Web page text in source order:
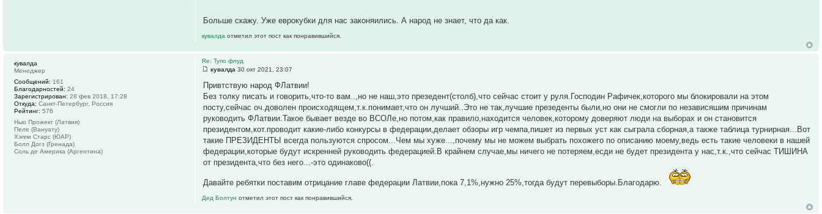
Больше скажу. Уже еврокубки для нас законяились. А народ не знает, что да как.
кувалдаотметил этот пост как понравившийся.
Re: Тупо флуд
кувалда 30 окт 2021, 23:07
Привтствую народ ФЛатвии!
Без толку писать и говорить,что-то вам..,но не наш,это презедент(столб),что сейчас стоит у руля.Господин Рафичек,которого мы блокировали на этом
посту,сейчас оч.доволен происходящем,т.к.понимает,что он лучший..Это не так,лучшие презеденты были,но они не смогли по независяшим причинам
руководить ФЛатвии.Такое бывает везде во ВСОЛе,но потом,как правило,находится человек,которому доверяют люди на выборах и он становится
президентом,кот.проводит какие-либо конкурсы в федерации,делает обзоры игр чемпа,пишет из первых уст как сыграла сборная,а также таблица турнирная...Вот
такие ПРЕЗИДЕНТЫ всегда пользуются спросом...Чем мы хуже...,почему мы не можем выбрать похожего по описанию моему,ведь есть такие человеки в нашей
федерации,которые будут искренней руководить федерацией.В крайнем случае,мы ничего не потеряем,есди не будет президента у нас,т.к.,что сейчас ТИШИНА
от президента,что без него...-это одинаково((.
Давайте ребятки поставим отрицание главе федерации Латвии,пока 7,1%,нужно 25%,тогда будут перевыборы.Благодарю.
Дед Болтунотметил этот пост как понравившийся.
кувалда
Менеджер
Сообщений: 161
Благодарностей: 24
Зарегистрирован: 28 фев 2018, 17:28
Откуда: Санкт-Петербург, Россия
Рейтинг: 576
Нью Прожект (Латвия)
Пеле (Вануату)
Хэппи Старс (ЮАР)
Болл Догз (Гренада)
Соль де Америка (Аргентина)